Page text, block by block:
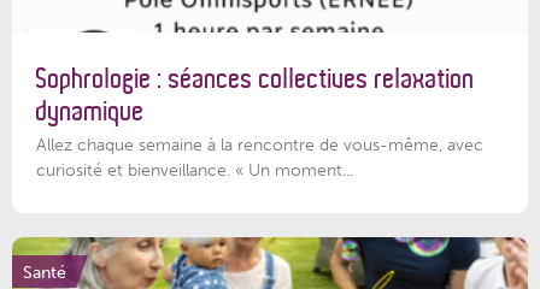
Sophrologie : séances collectives relaxation
dynamique
Allez chaque semaine à la rencontre de vous-même, avec
curiosité et bienveillance. « Un moment...
Santé